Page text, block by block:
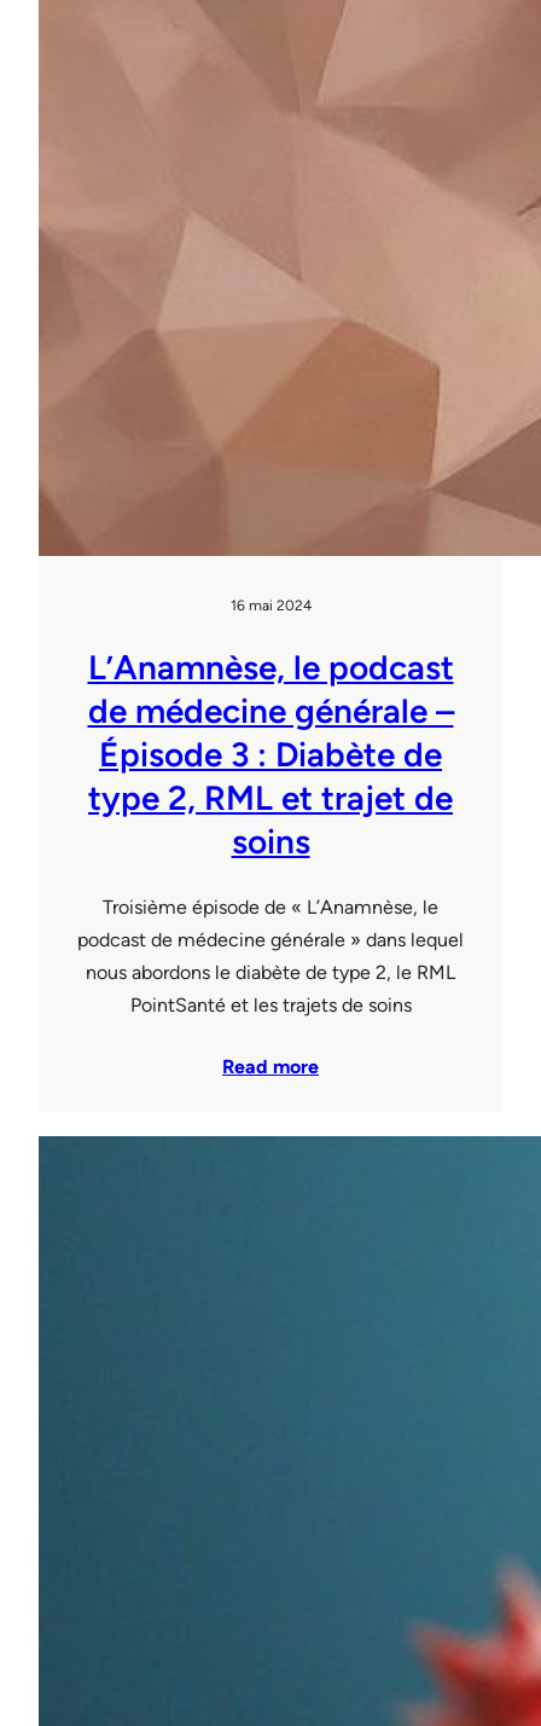
16 mai 2024
L’Anamnèse, le podcast
de médecine générale –
Épisode 3 : Diabète de
type 2, RML et trajet de
soins
Troisième épisode de « L’Anamnèse, le
podcast de médecine générale » dans lequel
nous abordons le diabète de type 2, le RML
PointSanté et les trajets de soins
Read more